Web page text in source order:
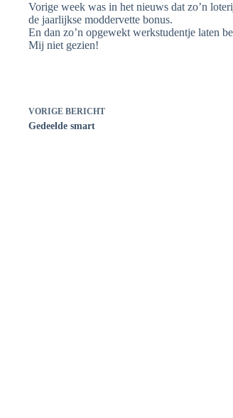
Vorige week was in het nieuws dat zo’n
de jaarlijkse moddervette bonus.
En dan zo’n opgewekt werkstudentje laten
Mij niet gezien!
VORIGE BERICHT
Gedeelde smart